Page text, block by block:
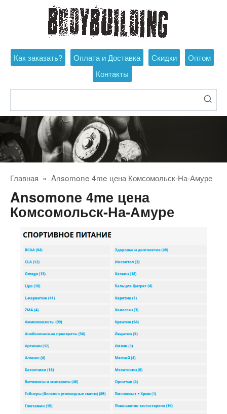
Как заказать? Оплата и Доставка Скидки
Оптом
Контакты
Главная » Ansomone 4me цена Комсомольск-На-Амуре
Ansomone 4me цена
Комсомольск-На-Амуре